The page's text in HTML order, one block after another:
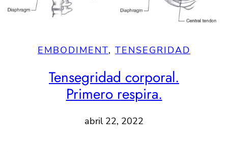
EMBODIMENT, TENSEGRIDAD
Tensegridad corporal.
Primero respira.
abril 22, 2022